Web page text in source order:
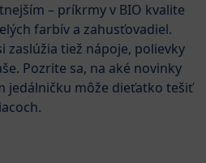
– príkrmy v BIO kvalite
farbív a zahusťovadiel.
zaslúžia tiež nápoje, polievky
Pozrite sa, na aké novinky
jedálničku môže dieťatko tešiť